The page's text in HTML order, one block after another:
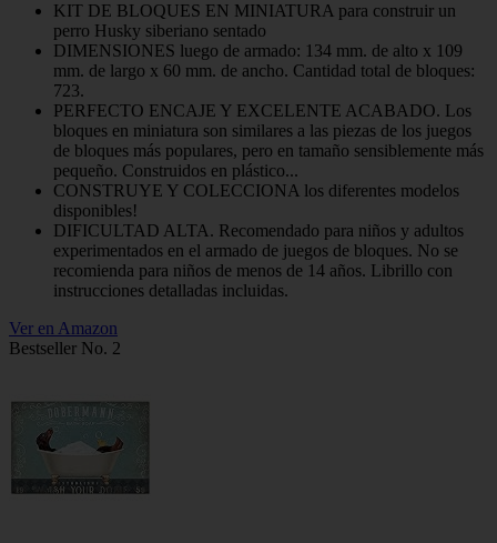
KIT DE BLOQUES EN MINIATURA para construir un
perro Husky siberiano sentado
DIMENSIONES luego de armado: 134 mm. de alto x 109
mm. de largo x 60 mm. de ancho. Cantidad total de bloques:
723.
PERFECTO ENCAJE Y EXCELENTE ACABADO. Los
bloques en miniatura son similares a las piezas de los juegos
de bloques más populares, pero en tamaño sensiblemente más
pequeño. Construidos en plástico...
CONSTRUYE Y COLECCIONA los diferentes modelos
disponibles!
DIFICULTAD ALTA. Recomendado para niños y adultos
experimentados en el armado de juegos de bloques. No se
recomienda para niños de menos de 14 años. Librillo con
instrucciones detalladas incluidas.
Ver en Amazon
Bestseller No. 2